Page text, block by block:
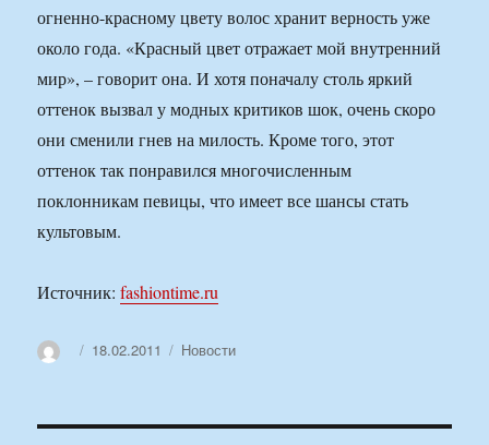
огненно-красному цвету волос хранит верность уже
около года. «Красный цвет отражает мой внутренний
мир», – говорит она. И хотя поначалу столь яркий
оттенок вызвал у модных критиков шок, очень скоро
они сменили гнев на милость. Кроме того, этот
оттенок так понравился многочисленным
поклонникам певицы, что имеет все шансы стать
культовым.
Источник:fashiontime.ru
АвторОпубликовано
18.02.2011 Рубрики
Новости